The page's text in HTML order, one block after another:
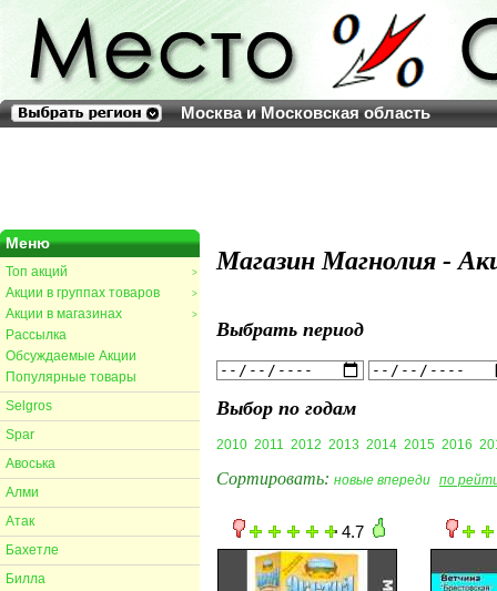
Москва и Московская область
Меню
>
Топ акций
>
Акции в группах товаров
>
Акции в магазинах
Рассылка
Обсуждаемые Акции
Популярные товары
Selgros
Spar
Авоська
Алми
Атак
Бахетле
Билла
Магазин Магнолия -
Выбрать период
Выбор по годам
2010 2011 2012 2013 2014 2015 2016
Сортировать: новые впереди по
4.7